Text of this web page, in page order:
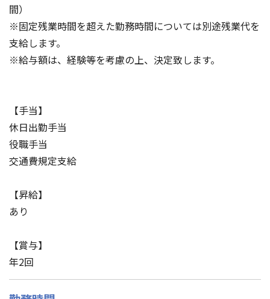
間）
※固定残業時間を超えた勤務時間については別途残業代を
支給します。
※給与額は、経験等を考慮の上、決定致します。
【手当】
休日出勤手当
役職手当
交通費規定支給
【昇給】
あり
【賞与】
年2回